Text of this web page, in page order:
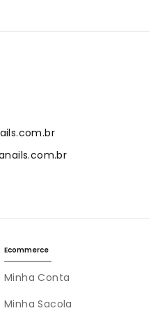
Ecommerce
Minha Conta
Minha Sacola